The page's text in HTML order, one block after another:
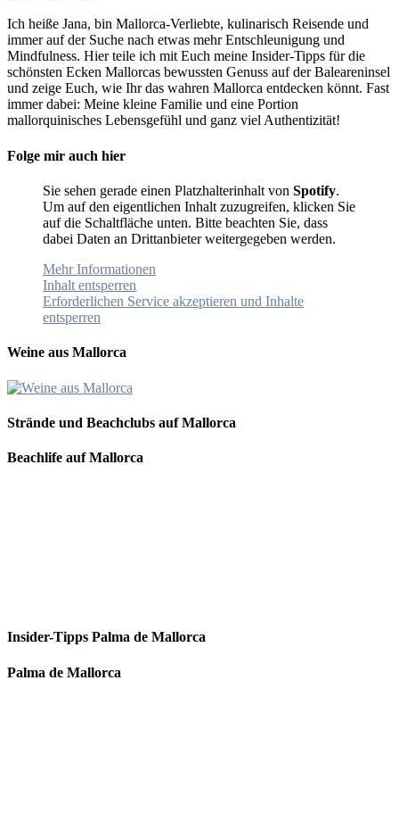
Ich heiße Jana, bin Mallorca-Verliebte, kulinarisch Reisende und
immer auf der Suche nach etwas mehr Entschleunigung und
Mindfulness. Hier teile ich mit Euch meine Insider-Tipps für die
schönsten Ecken Mallorcas bewussten Genuss auf der Baleareninsel
und zeige Euch, wie Ihr das wahren Mallorca entdecken könnt. Fast
immer dabei: Meine kleine Familie und eine Portion
mallorquinisches Lebensgefühl und ganz viel Authentizität!
Folge mir auch hier
Sie sehen gerade einen Platzhalterinhalt von Spotify.
Um auf den eigentlichen Inhalt zuzugreifen, klicken Sie
auf die Schaltfläche unten. Bitte beachten Sie, dass
dabei Daten an Drittanbieter weitergegeben werden.
Mehr Informationen
Inhalt entsperren
Erforderlichen Service akzeptieren und Inhalte
entsperren
Weine aus Mallorca
Strände und Beachclubs auf Mallorca
Beachlife auf Mallorca
Insider-Tipps Palma de Mallorca
Palma de Mallorca